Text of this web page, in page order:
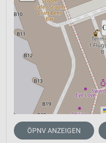
ÖPNV ANZEIGEN